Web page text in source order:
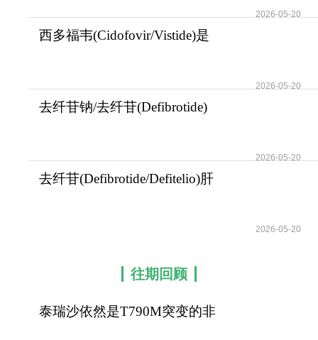
2026-05-20
西多福韦(Cidofovir/Vistide)是
2026-05-20
去纤苷钠/去纤苷(Defibrotide)
2026-05-20
去纤苷(Defibrotide/Defitelio)肝
2026-05-20
往期回顾
泰瑞沙依然是T790M突变的非